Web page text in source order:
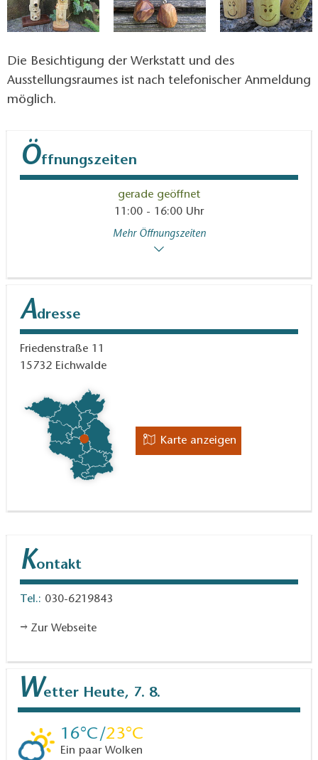
Die Besichtigung der Werkstatt und des
Ausstellungsraumes ist nach telefonischer Anmeldung
möglich.
Öffnungszeiten
gerade geöffnet
11:00 - 16:00 Uhr
Mehr Öffnungszeiten
Adresse
Friedenstraße 11
15732 Eichwalde
Karte anzeigen
Kontakt
Tel.: 030-6219843
Zur Webseite
Wetter Heute, 7. 8.
16 23
Ein paar Wolken